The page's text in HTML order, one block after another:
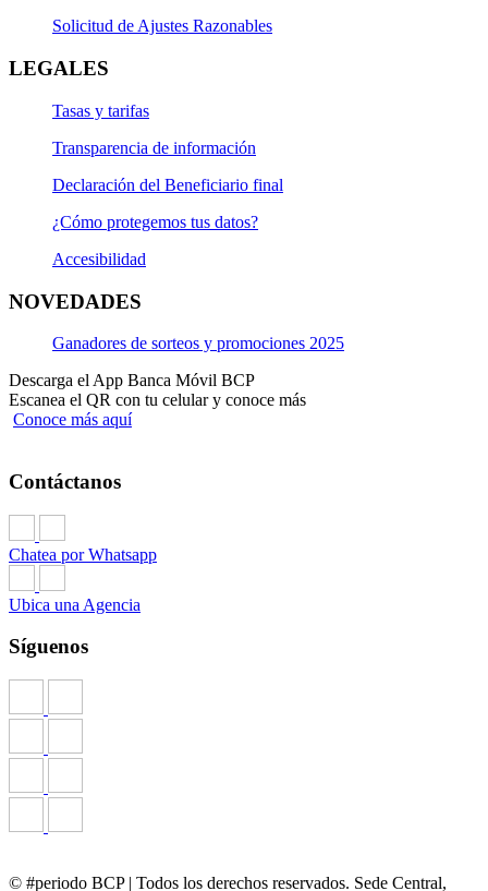
Solicitud de Ajustes Razonables
LEGALES
Tasas y tarifas
Transparencia de información
Declaración del Beneficiario final
¿Cómo protegemos tus datos?
Accesibilidad
NOVEDADES
Ganadores de sorteos y promociones 2025
Descarga el App Banca Móvil BCP
Escanea el QR con tu celular y conoce más
Conoce más aquí
Contáctanos
Chatea por Whatsapp
Ubica una Agencia
Síguenos
© #periodo BCP | Todos los derechos reservados. Sede Central,